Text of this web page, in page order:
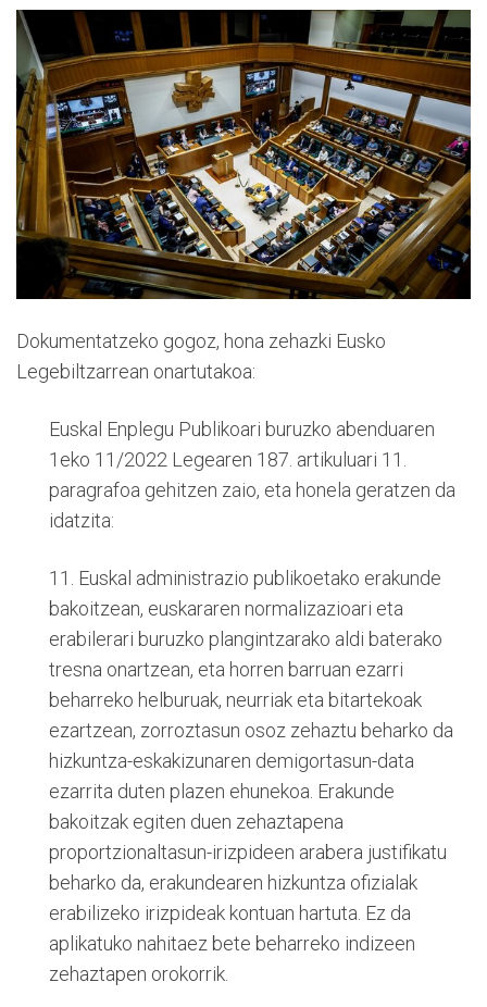
Dokumentatzeko gogoz, hona zehazki Eusko
Legebiltzarrean onartutakoa:
Euskal Enplegu Publikoari buruzko abenduaren
1eko 11/2022 Legearen 187. artikuluari 11.
paragrafoa gehitzen zaio, eta honela geratzen da
idatzita:
11. Euskal administrazio publikoetako erakunde
bakoitzean, euskararen normalizazioari eta
erabilerari buruzko plangintzarako aldi baterako
tresna onartzean, eta horren barruan ezarri
beharreko helburuak, neurriak eta bitartekoak
ezartzean, zorroztasun osoz zehaztu beharko da
hizkuntza-eskakizunaren demigortasun-data
ezarrita duten plazen ehunekoa. Erakunde
bakoitzak egiten duen zehaztapena
proportzionaltasun-irizpideen arabera justifikatu
beharko da, erakundearen hizkuntza ofizialak
erabilizeko irizpideak kontuan hartuta. Ez da
aplikatuko nahitaez bete beharreko indizeen
zehaztapen orokorrik.